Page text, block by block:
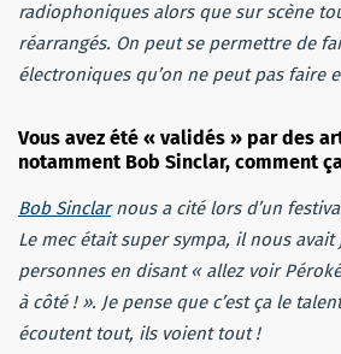
radiophoniques alors que sur scène
réarrangés. On peut se permettre de
électroniques qu’on ne peut pas faire
Vous avez été « validés » par des
notamment Bob Sinclar, comment
Bob Sinclarnous a cité lors d’un
Le mec était super sympa, il nous avait
personnes en disant « allez voir
à côté ! ». Je pense que c’est ça le
écoutent tout, ils voient tout !